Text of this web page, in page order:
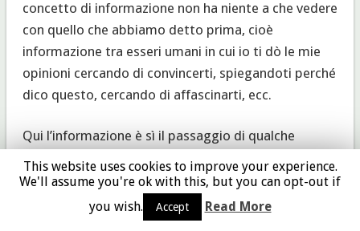
concetto di informazione non ha niente a che vedere
con quello che abbiamo detto prima, cioè
informazione tra esseri umani in cui io ti dò le mie
opinioni cercando di convincerti, spiegandoti perché
dico questo, cercando di affascinarti, ecc.
Qui l’informazione è sì il passaggio di qualche
ma non con lo scopo di informare di qualcosa chi
riceve, ma semplicemente per far cambiare lo stato
al ricevente. L’informazione, nell’industria, è
This website uses cookies to improve your experience.
We'll assume you're ok with this, but you can opt-out if
you wish.
Accept Read More